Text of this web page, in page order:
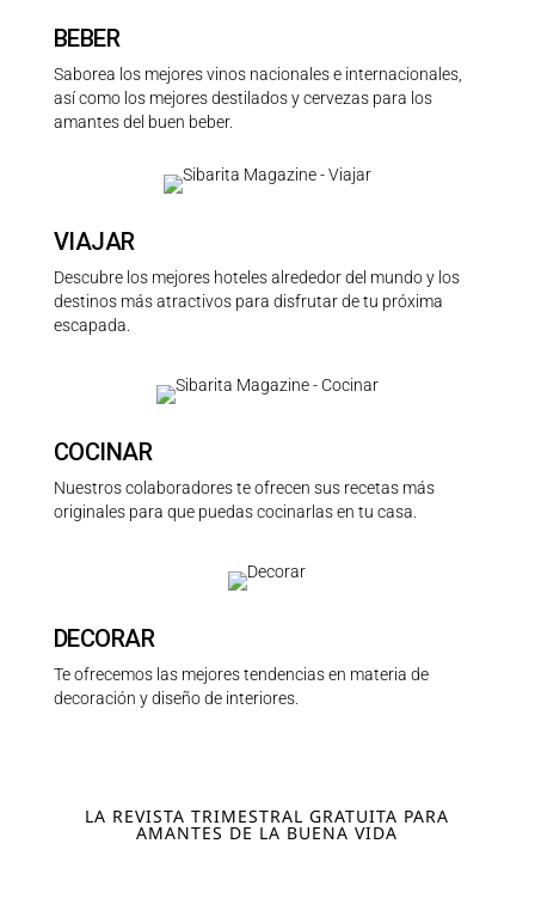
BEBER
Saborea los mejores vinos nacionales e internacionales,
así como los mejores destilados y cervezas para los
amantes del buen beber.
VIAJAR
Descubre los mejores hoteles alrededor del mundo y los
destinos más atractivos para disfrutar de tu próxima
escapada.
COCINAR
Nuestros colaboradores te ofrecen sus recetas más
originales para que puedas cocinarlas en tu casa.
DECORAR
Te ofrecemos las mejores tendencias en materia de
decoración y diseño de interiores.
LA REVISTA TRIMESTRAL GRATUITA PARA
AMANTES DE LA BUENA VIDA